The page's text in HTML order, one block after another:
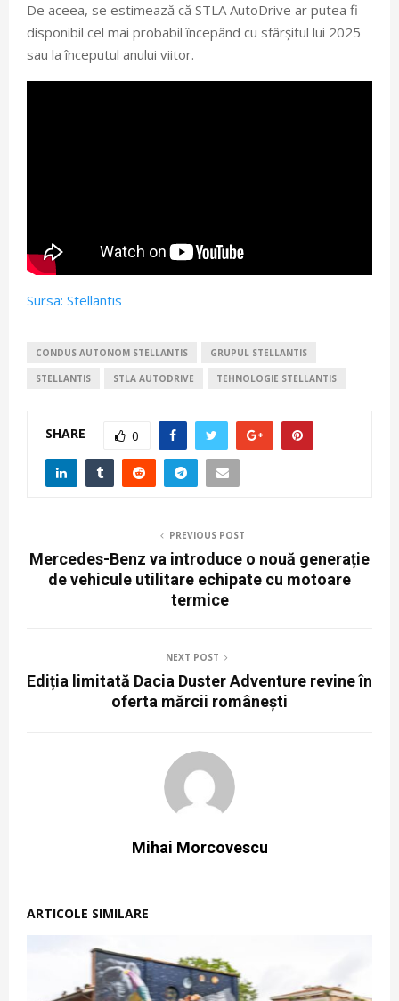
De aceea, se estimează că STLA AutoDrive ar putea fi
disponibil cel mai probabil începând cu sfârșitul lui 2025
sau la începutul anului viitor.
Sursa: Stellantis
CONDUS AUTONOM STELLANTIS GRUPUL STELLANTIS
STELLANTIS STLA AUTODRIVE TEHNOLOGIE STELLANTIS
SHARE 0
PREVIOUS POST
Mercedes-Benz va introduce o nouă generație
de vehicule utilitare echipate cu motoare
termice
NEXT POST
Ediția limitată Dacia Duster Adventure revine în
oferta mărcii românești
Mihai Morcovescu
ARTICOLE SIMILARE